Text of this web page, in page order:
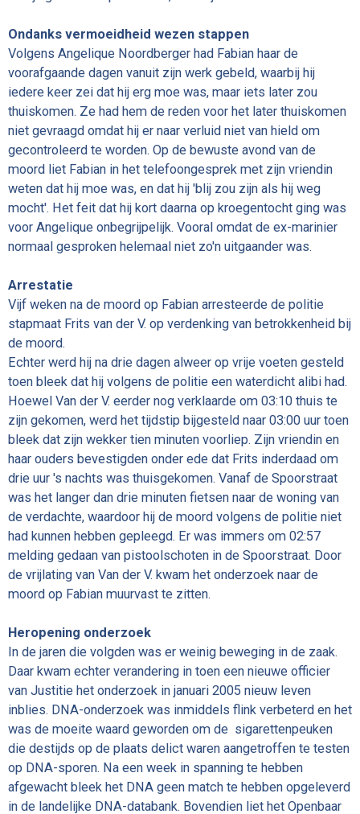
Ondanks vermoeidheid wezen stappen
Volgens Angelique Noordberger had Fabian haar de
voorafgaande dagen vanuit zijn werk gebeld, waarbij hij
iedere keer zei dat hij erg moe was, maar iets later zou
thuiskomen. Ze had hem de reden voor het later thuiskomen
niet gevraagd omdat hij er naar verluid niet van hield om
gecontroleerd te worden. Op de bewuste avond van de
moord liet Fabian in het telefoongesprek met zijn vriendin
weten dat hij moe was, en dat hij 'blij zou zijn als hij weg
mocht'. Het feit dat hij kort daarna op kroegentocht ging was
voor Angelique onbegrijpelijk. Vooral omdat de ex-marinier
normaal gesproken helemaal niet zo'n uitgaander was.
Arrestatie
Vijf weken na de moord op Fabian arresteerde de politie
stapmaat Frits van der V. op verdenking van betrokkenheid bij
de moord.
Echter werd hij na drie dagen alweer op vrije voeten gesteld
toen bleek dat hij volgens de politie een waterdicht alibi had.
Hoewel Van der V. eerder nog verklaarde om 03:10 thuis te
zijn gekomen, werd het tijdstip bijgesteld naar 03:00 uur toen
bleek dat zijn wekker tien minuten voorliep. Zijn vriendin en
haar ouders bevestigden onder ede dat Frits inderdaad om
drie uur 's nachts was thuisgekomen. Vanaf de Spoorstraat
was het langer dan drie minuten fietsen naar de woning van
de verdachte, waardoor hij de moord volgens de politie niet
had kunnen hebben gepleegd. Er was immers om 02:57
melding gedaan van pistoolschoten in de Spoorstraat. Door
de vrijlating van Van der V. kwam het onderzoek naar de
moord op Fabian muurvast te zitten.
Heropening onderzoek
In de jaren die volgden was er weinig beweging in de zaak.
Daar kwam echter verandering in toen een nieuwe officier
van Justitie het onderzoek in januari 2005 nieuw leven
inblies. DNA-onderzoek was inmiddels flink verbeterd en het
was de moeite waard geworden om de sigarettenpeuken
die destijds op de plaats delict waren aangetroffen te testen
op DNA-sporen. Na een week in spanning te hebben
afgewacht bleek het DNA geen match te hebben opgeleverd
in de landelijke DNA-databank. Bovendien liet het Openbaar